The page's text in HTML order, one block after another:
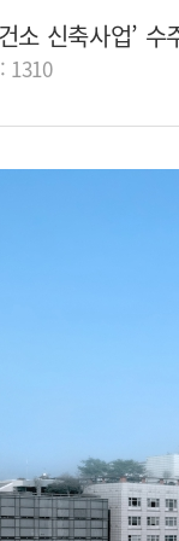
소 신축사업’ 수
1310